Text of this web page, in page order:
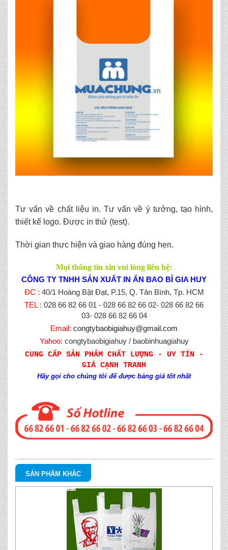
Tư vấn về chất liệu in. Tư vấn về ý tưởng, tạo hình,
thiết kế logo. Được in thử (test).
Thời gian thực hiện và giao hàng đúng hẹn.
Mọi thông tin xin vui lòng liên hệ:
CÔNG TY TNHH SẢN XUẤT IN ẤN BAO BÌ GIA HUY
ĐC : 40/1 Hoàng Bật Đạt, P.15, Q. Tân Bình, Tp. HCM
TEL : 028 66 82 66 01 - 028 66 82 66 02- 028 66 82 66
03- 028 66 82 66 04
Email: congtybaobigiahuy@gmail.com
Yahoo: congtybaobigiahuy / baobinhuagiahuy
CUNG CẤP SẢN PHẨM CHẤT LƯỢNG - UY TÍN -
GIÁ CẠNH TRANH
Hãy gọi cho chúng tôi để được bảng giá tốt nhất
SẢN PHẨM KHÁC